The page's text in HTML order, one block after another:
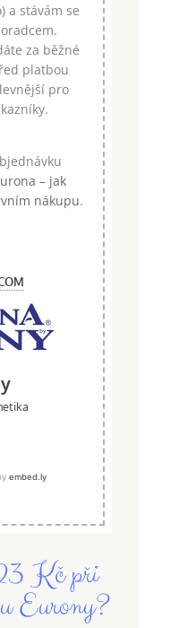
a stávám se
za běžné
platbou
pro
– jak
nákupu.
Kč při
Eurony?